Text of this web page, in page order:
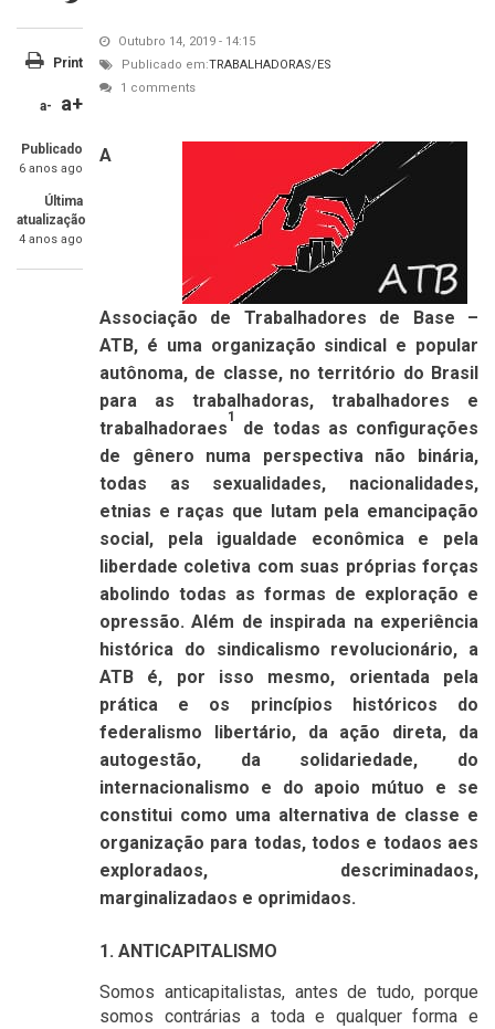
Print
a- a+
Publicado
6 anos ago
Última
atualização
4 anos ago
Outubro 14, 2019 - 14:15
Publicado em:TRABALHADORAS/ES
1 comments
A
Associação de Trabalhadores de Base –
ATB, é uma organização sindical e popular
autônoma, de classe, no território do Brasil
para as trabalhadoras, trabalhadores e
trabalhadoraes
1
de todas as configurações
de gênero numa perspectiva não binária,
todas as sexualidades, nacionalidades,
etnias e raças que lutam pela emancipação
social, pela igualdade econômica e pela
liberdade coletiva com suas próprias forças
abolindo todas as formas de exploração e
opressão. Além de inspirada na experiência
histórica do sindicalismo revolucionário, a
ATB é, por isso mesmo, orientada pela
prática e os princípios históricos do
federalismo libertário, da ação direta, da
autogestão, da solidariedade, do
internacionalismo e do apoio mútuo e se
constitui como uma alternativa de classe e
organização para todas, todos e todaos aes
exploradaos, descriminadaos,
marginalizadaos e oprimidaos.
1. ANTICAPITALISMO
Somos anticapitalistas, antes de tudo, porque
somos contrárias a toda e qualquer forma e